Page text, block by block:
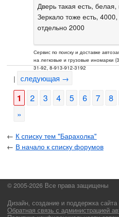
Дверь такая есть,
Зеркало тоже есть,
отдельно 2000
Сервис по поиску и доставке
на легковые и грузовые иномарки
31-92, 8-913-912-3192
| следующая →
1 2 3 4 5 6 7 8
»
← К списку тем "Барахолка"
← В начало к списку форумов
© 2005-2026 Все права защищены
Дизайн, создание и поддержка
Обратная связь с администрацией